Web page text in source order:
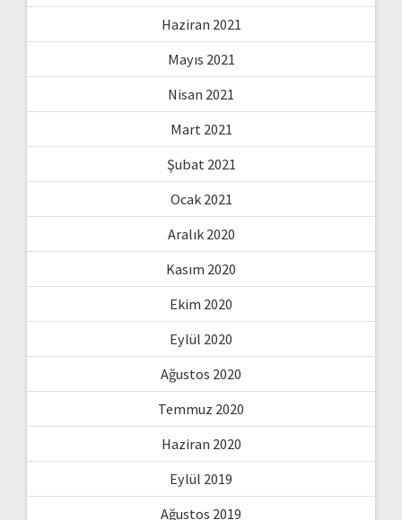
Haziran 2021
Mayıs 2021
Nisan 2021
Mart 2021
Şubat 2021
Ocak 2021
Aralık 2020
Kasım 2020
Ekim 2020
Eylül 2020
Ağustos 2020
Temmuz 2020
Haziran 2020
Eylül 2019
Ağustos 2019